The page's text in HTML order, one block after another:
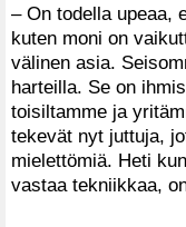
– On todella upeaa,
kuten moni on
välinen asia.
harteilla. Se on
toisiltamme ja
tekevät nyt juttuja,
mielettömiä. Heti
vastaa tekniikkaa,